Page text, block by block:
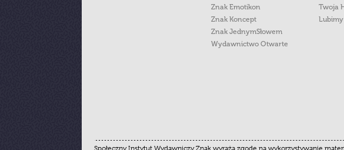
Znak Emotikon
Znak Koncept
Znak JednymSłowem
Wydawnictwo Otwarte
Twoja
Społeczny Instytut Wydawniczy Znak wyraża zgodę na wykorzystywanie